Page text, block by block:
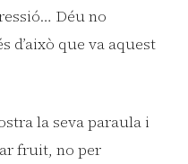
Déu no
d’això que va aquest
la seva paraula i
fruit, no per